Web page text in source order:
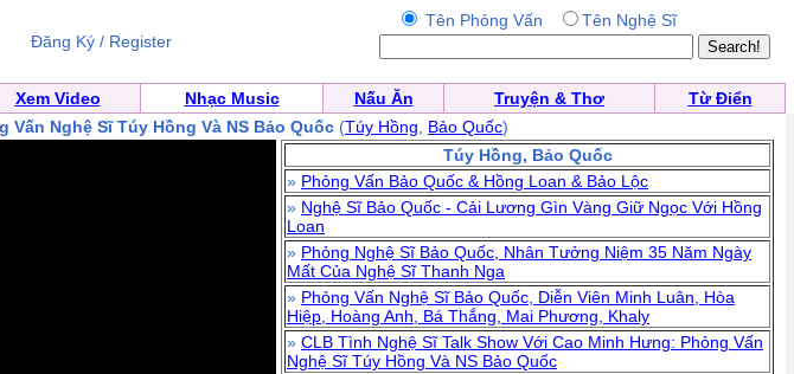
Đăng Ký / Register
Tên Phỏng Vấn Tên Nghệ Sĩ
Xem Video Nhạc Music Nấu Ăn Truyện & Thơ
Từ Điển
Nghệ Sĩ Túy Hồng Và NS Bảo Quốc (Túy Hồng Bảo Quốc)
Túy Hồng, Bảo Quốc
» Phỏng Vấn Bảo Quốc & Hồng Loan & Bảo Lộc
» Nghệ Sĩ Bảo Quốc - Cải Lương Gìn Vàng Giữ Ngọc Với Hồng
Loan
» Phỏng Nghệ Sĩ Bảo Quốc, Nhân Tưởng Niệm 35 Năm Ngày
Mất Của Nghệ Sĩ Thanh Nga
» Phỏng Vấn Nghệ Sĩ Bảo Quốc, Diễn Viên Minh Luân, Hòa
Hiệp, Hoàng Anh, Bá Thắng, Mai Phương, Khaly
» CLB Tình Nghệ Sĩ Talk Show Với Cao Minh Hưng: Phỏng Vấn
Nghệ Sĩ Túy Hồng Và NS Bảo Quốc